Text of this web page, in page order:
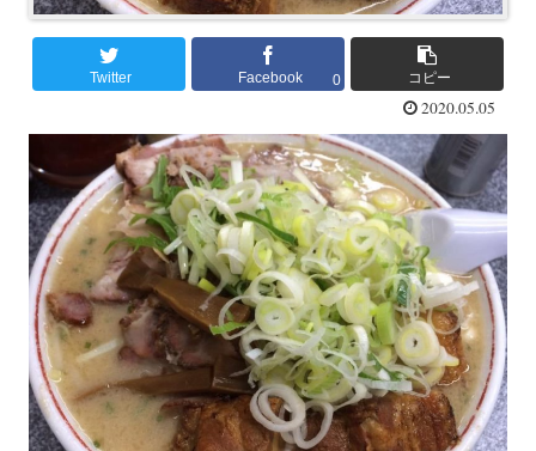
Twitter Facebook 0 コピー
2020.05.05